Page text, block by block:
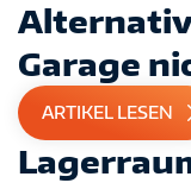
Garage
ARTIKEL LESEN